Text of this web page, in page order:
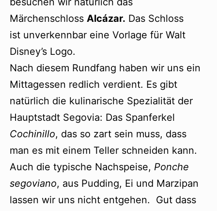
Märchenschloss Alcázar. Das Schloss
ist unverkennbar eine Vorlage für Walt
Disney’s Logo.
Nach diesem Rundfang haben wir uns ein
Mittagessen redlich verdient. Es gibt
natürlich die kulinarische Spezialität der
Hauptstadt Segovia: Das Spanferkel
Cochinillo, das so zart sein muss, dass
man es mit einem Teller schneiden kann.
Auch die typische Nachspeise, Ponche
segoviano, aus Pudding, Ei und Marzipan
lassen wir uns nicht entgehen. Gut dass